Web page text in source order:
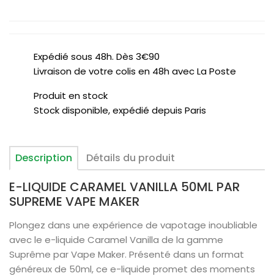
Expédié sous 48h. Dès 3€90
Livraison de votre colis en 48h avec La Poste
Produit en stock
Stock disponible, expédié depuis Paris
Description Détails du produit
E-LIQUIDE CARAMEL VANILLA 50ML PAR
SUPREME VAPE MAKER
Plongez dans une expérience de vapotage inoubliable
avec le e-liquide Caramel Vanilla de la gamme
Suprême par Vape Maker. Présenté dans un format
généreux de 50ml, ce e-liquide promet des moments